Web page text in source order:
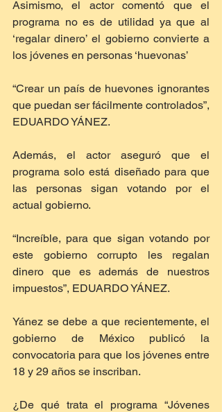
Asimismo, el actor comentó que el
programa no es de utilidad ya que al
‘regalar dinero’ el gobierno convierte a
los jóvenes en personas ‘huevonas’
“Crear un país de huevones ignorantes
que puedan ser fácilmente controlados”,
EDUARDO YÁNEZ.
Además, el actor aseguró que el
programa solo está diseñado para que
las personas sigan votando por el
actual gobierno.
“Increíble, para que sigan votando por
este gobierno corrupto les regalan
dinero que es además de nuestros
impuestos”, EDUARDO YÁNEZ.
Yánez se debe a que recientemente, el
gobierno de México publicó la
convocatoria para que los jóvenes entre
18 y 29 años se inscriban.
¿De qué trata el programa “Jóvenes